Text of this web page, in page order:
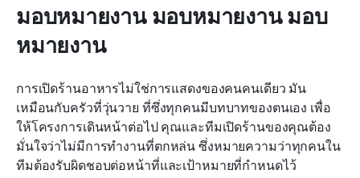
มอบหมายงาน มอบหมายงาน มอบ
หมายงาน
การเปิดร้านอาหารไม่ใช่การแสดงของคนคนเดียว มัน
เหมือนกับครัวที่วุ่นวาย ที่ซึ่งทุกคนมีบทบาทของตนเอง เพื่อ
ให้โครงการเดินหน้าต่อไป คุณและทีมเปิดร้านของคุณต้อง
มั่นใจว่าไม่มีการทำงานที่ตกหล่น ซึ่งหมายความว่าทุกคนใน
ทีมต้องรับผิดชอบต่อหน้าที่และเป้าหมายที่กำหนดไว้